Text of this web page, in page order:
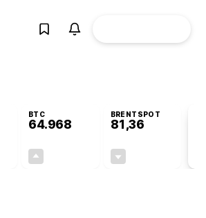
BTC
64.968
BRENTSPOT
81,36